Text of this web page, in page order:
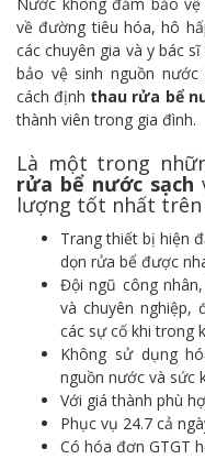
về đường tiêu hóa, hô
các chuyên gia và y bác
bảo vệ sinh nguồn
cách định thau rửa bể
thành viên trong gia đình.
Là một trong
rửa bể nước sạch
lượng tốt nhất
Trang thiết bị hiện
dọn rửa bể được
Đội ngũ công
và chuyên
các sự cố khi trong
Không sử dụng
nguồn nước và sức
Với giá thành phù
Phục vụ 24.7 cả
Có hóa đơn GTGT